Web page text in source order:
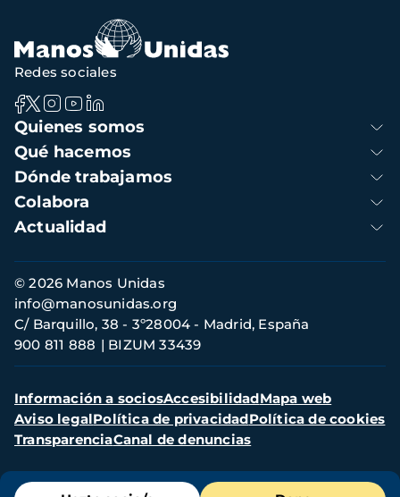
navegación
Menú
Navegación
principal
Quienes somos
Qué hacemos
Dónde trabajamos
Colabora
Actualidad
Redes sociales
Información
de
contacto
© 2026 Manos Unidas
C/ Barquillo, 38 - 3º28004 - Madrid, España
900 811 888
BIZUM 33439
info@manosunidas.org
Menú
secundario
Información a sociosAccesibilidadMapa web
Aviso legalPolítica de privacidadPolítica de cookies
TransparenciaCanal de denuncias